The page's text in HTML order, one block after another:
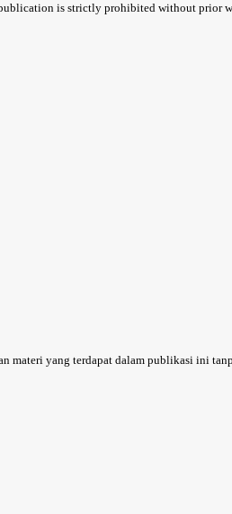
is strictly prohibited without prior
materi yang terdapat dalam publikasi ini